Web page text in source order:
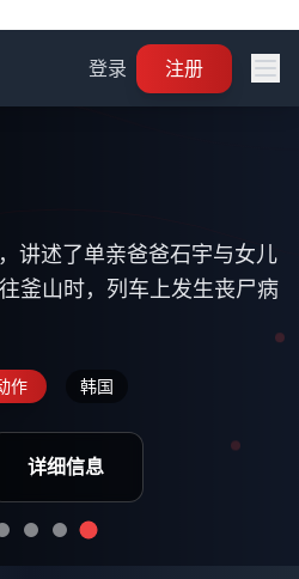
登录 注册
幽默惊悚片，讲述了一个贫
富裕家庭工作，最终引发一
情 韩国
详细信息
爱情动画电影，讲述了生活
活在乡下的少女宫水三叶，
历。
动画 日本
详细信息
，讲述了太阳即将毁灭，人
的推进器，寻找新家园的故
幻 中国
详细信息
限列车篇
列车，与炎柱煉獄杏寿郎一
鬼怪威胁。
画
讲述了单亲爸爸石宇与女儿
釜山时，列车上发生丧尸病
作 韩国
详细信息